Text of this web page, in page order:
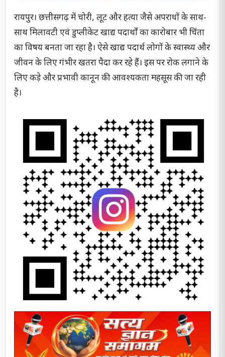
रायपुर। छत्तीसगढ़ में चोरी, लूट और हत्या जैसे अपराधों के साथ-
साथ मिलावटी एवं डुप्लीकेट खाद्य पदार्थों का कारोबार भी चिंता
का विषय बनता जा रहा है। ऐसे खाद्य पदार्थ लोगों के स्वास्थ्य और
जीवन के लिए गंभीर खतरा पैदा कर रहे हैं। इस पर रोक लगाने के
लिए कड़े और प्रभावी कानून की आवश्यकता महसूस की जा रही
है।